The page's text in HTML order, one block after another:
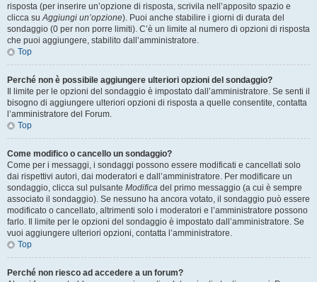
risposta (per inserire un’opzione di risposta, scrivila nell’apposito spazio e
clicca suAggiungi un’opzione). Puoi anche stabilire i giorni di durata del
sondaggio (0 per non porre limiti). C’è un limite al numero di opzioni di risposta
che puoi aggiungere, stabilito dall’amministratore.
Top
Perché non è possibile aggiungere ulteriori opzioni del sondaggio?
Il limite per le opzioni del sondaggio è impostato dall’amministratore. Se senti il
bisogno di aggiungere ulteriori opzioni di risposta a quelle consentite, contatta
l’amministratore del Forum.
Top
Come modifico o cancello un sondaggio?
Come per i messaggi, i sondaggi possono essere modificati e cancellati solo
dai rispettivi autori, dai moderatori e dall’amministratore. Per modificare un
sondaggio, clicca sul pulsante Modifica del primo messaggio (a cui è sempre
associato il sondaggio). Se nessuno ha ancora votato, il sondaggio può essere
modificato o cancellato, altrimenti solo i moderatori e l’amministratore possono
farlo. Il limite per le opzioni del sondaggio è impostato dall’amministratore. Se
vuoi aggiungere ulteriori opzioni, contatta l’amministratore.
Top
Perché non riesco ad accedere a un forum?